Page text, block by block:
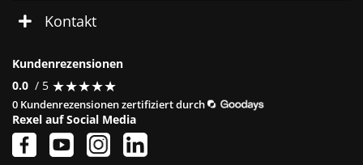
Kontakt
Kundenrezensionen
0.0 / 5 ★★★★★
★★★★★
0 Kundenrezensionen zertifiziert durch
Rexel auf Social Media